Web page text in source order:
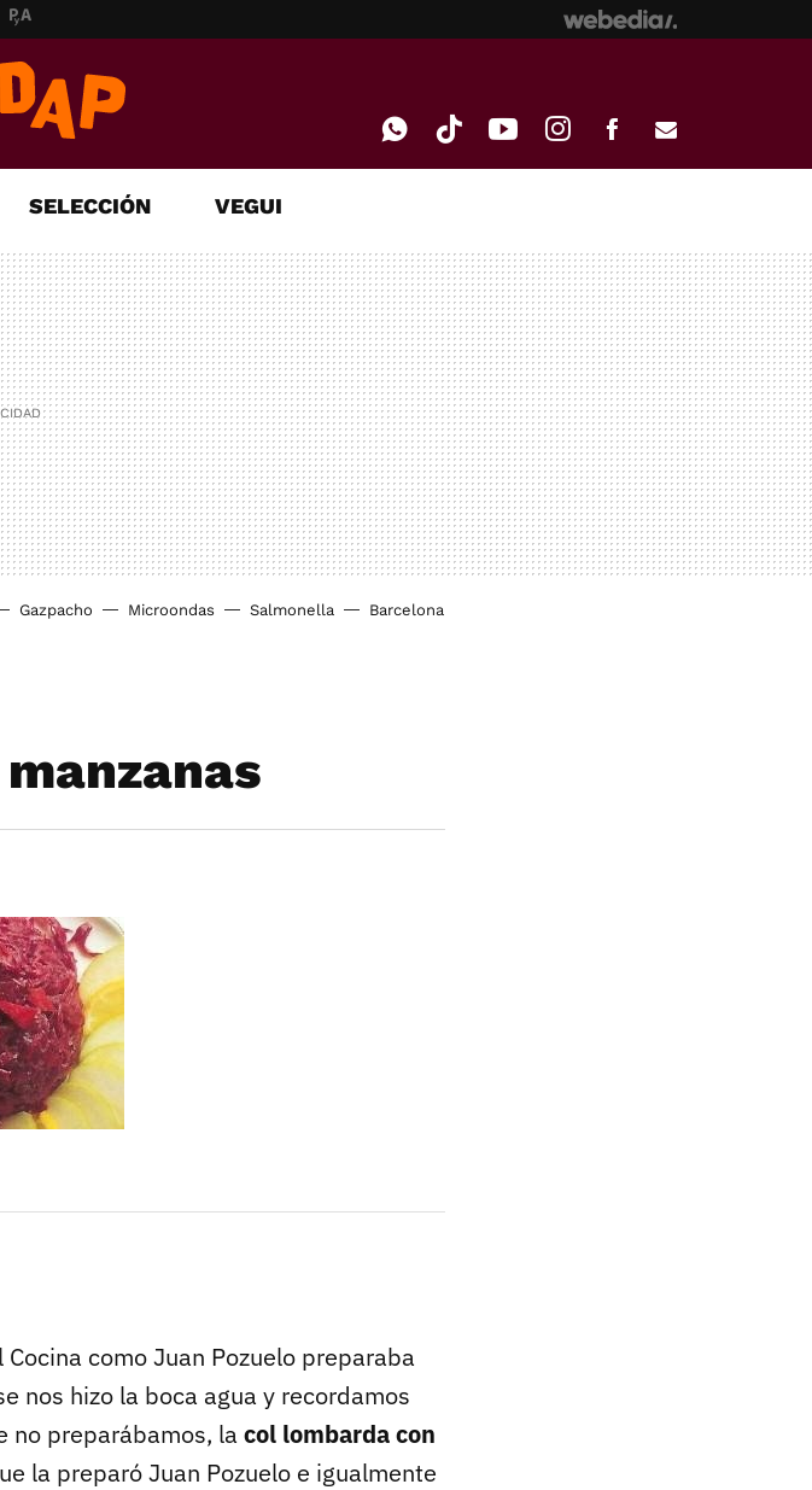
MAIL
SELECCIÓN VEGUI
Gazpacho Microondas Salmonella Barcelona
como Juan Pozuelo preparaba
nos hizo la boca agua y recordamos
no preparábamos, la col lombarda con
la preparó Juan Pozuelo e igualmente